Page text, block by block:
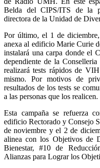
Belda del CIPS/ITS de la
directora de la Unidad de
Por último, el 1 de
anexa al edificio Marie Curie
instalará una carpa donde el
dependiente de la
realizará tests rápidos de
mismo. Por motivos de
resultados de los tests se
a las personas que los realicen.
Esta campaña se refuerza
edificio Rectorado y Consejo
de noviembre y el 2 de
alinea con los Objetivos de
Bienestar, #10 de
Alianzas para Lograr los